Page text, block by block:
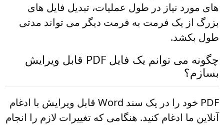
های مورد نیاز در طول عملیات، تبدیل فایل های
بزرگ از یک فرمت به فرمت دیگر می تواند مدتی
طول بکشد.
چگونه می توانم یک فایل PDF قابل ویرایش
بسازم؟
PDF خود را در یک سند Word قابل ویرایش با ادغام
آنلاین ما ادغام کنید. هنگامی که تغییرات لازم را انجام